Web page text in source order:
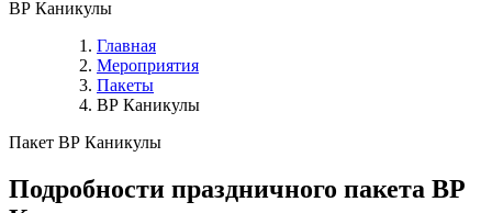
ВР Каникулы
Главная
Мероприятия
Пакеты
ВР Каникулы
Пакет ВР Каникулы
Подробности праздничного пакета ВР